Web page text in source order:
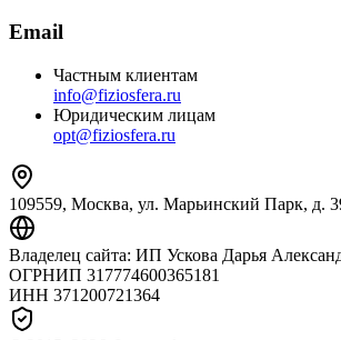
Email
Частным клиентам
info@fiziosfera.ru
Юридическим лицам
opt@fiziosfera.ru
109559, Москва, ул. Марьинский Парк, д.
Владелец сайта: ИП Ускова Дарья
ОГРНИП 317774600365181
ИНН 371200721364